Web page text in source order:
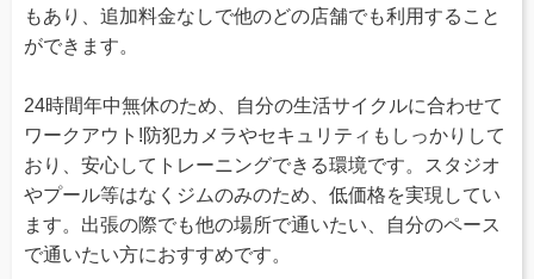
もあり、追加料金なしで他のどの店舗でも利用すること
ができます。
24時間年中無休のため、自分の生活サイクルに合わせて
ワークアウト!防犯カメラやセキュリティもしっかりして
おり、安心してトレーニングできる環境です。スタジオ
やプール等はなくジムのみのため、低価格を実現してい
ます。出張の際でも他の場所で通いたい、自分のペース
で通いたい方におすすめです。